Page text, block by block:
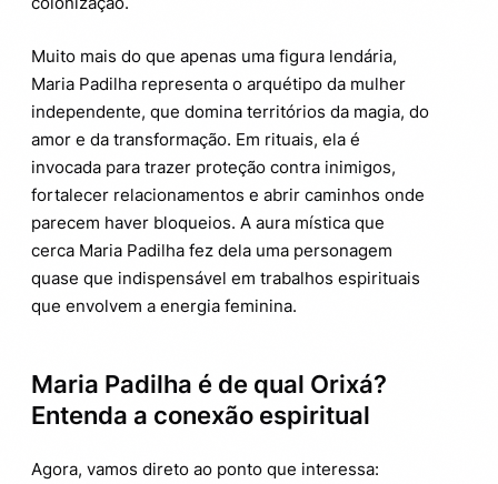
Muito mais do que apenas uma figura lendária,
Maria Padilha representa o arquétipo da mulher
independente, que domina territórios da magia, do
amor e da transformação. Em rituais, ela é
invocada para trazer proteção contra inimigos,
fortalecer relacionamentos e abrir caminhos onde
parecem haver bloqueios. A aura mística que
cerca Maria Padilha fez dela uma personagem
quase que indispensável em trabalhos espirituais
que envolvem a energia feminina.
Maria Padilha é de qual Orixá?
Entenda a conexão espiritual
Agora, vamos direto ao ponto que interessa: